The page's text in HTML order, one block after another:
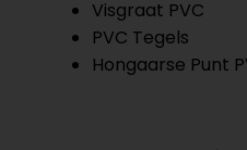
Visgraat PVC
PVC Tegels
Hongaarse Punt